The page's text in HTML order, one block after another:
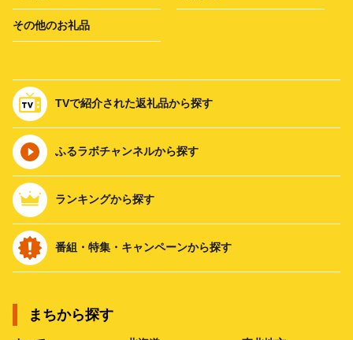
その他のお礼品
TVで紹介された返礼品から探す
ふるラボチャンネルから探す
ランキングから探す
番組・特集・キャンペーンから探す
まちから探す